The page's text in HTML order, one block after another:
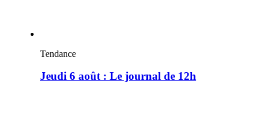
Tendance
Jeudi 6 août : Le journal de 12h